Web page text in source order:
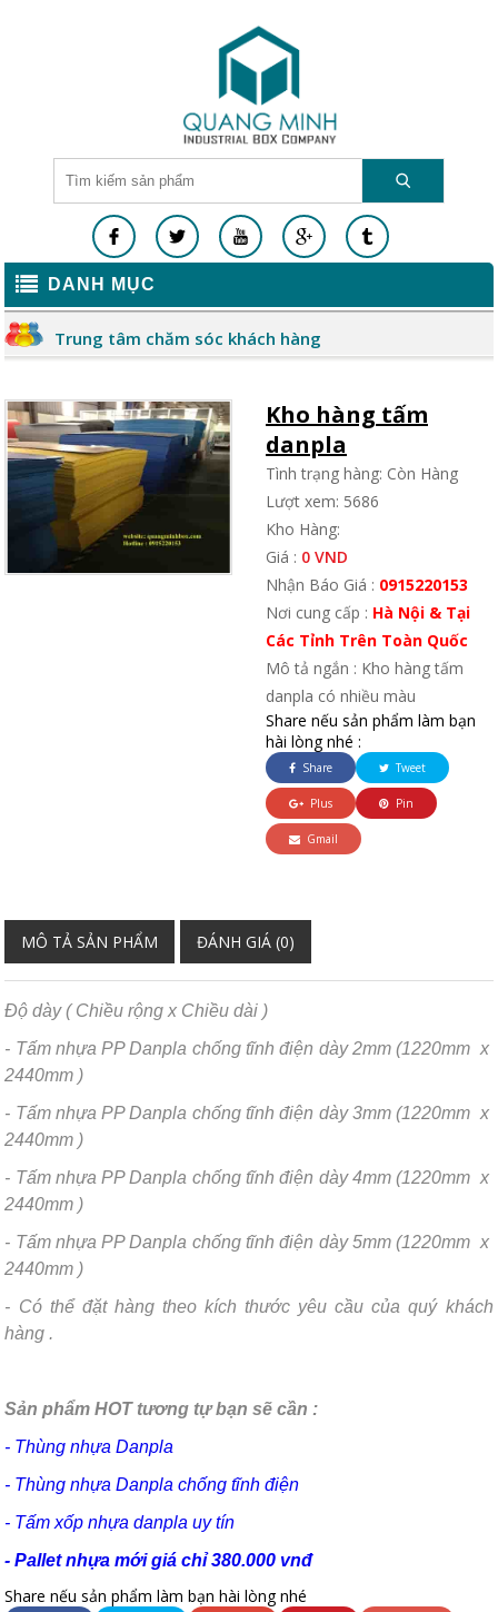
DANH MỤC
Trung tâm chăm sóc khách hàng
Kho hàng tấm
danpla
Tình trạng hàng: Còn Hàng
Lượt xem: 5686
Kho Hàng:
Giá : 0 VND
Nhận Báo Giá : 0915220153
Nơi cung cấp : Hà Nội & Tại
Các Tỉnh Trên Toàn Quốc
Mô tả ngắn : Kho hàng tấm
danpla có nhiều màu
Share nếu sản phẩm làm bạn
hài lòng nhé :
Share Tweet
Plus Pin
Gmail
MÔ TẢ SẢN PHẨM ĐÁNH GIÁ (0)
Độ dày ( Chiều rộng x Chiều dài )
- Tấm nhựa PP Danpla chống tĩnh điện dày 2mm (1220mm x
2440mm )
- Tấm nhựa PP Danpla chống tĩnh điện dày 3mm (1220mm x
2440mm )
- Tấm nhựa PP Danpla chống tĩnh điện dày 4mm (1220mm x
2440mm )
- Tấm nhựa PP Danpla chống tĩnh điện dày 5mm (1220mm x
2440mm )
- Có thể đặt hàng theo kích thước yêu cầu của quý khách
hàng .
Sản phẩm HOT tương tự bạn sẽ cần :
- Thùng nhựa Danpla
- Thùng nhựa Danpla chống tĩnh điện
- Tấm xốp nhựa danpla uy tín
- Pallet nhựa mới giá chỉ 380.000 vnđ
Share nếu sản phẩm làm bạn hài lòng nhé